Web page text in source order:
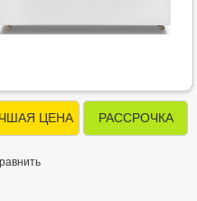
ЦЕНА РАССРОЧКА